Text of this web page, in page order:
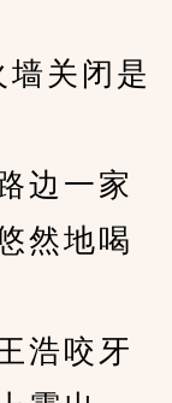
关闭是
边一家
然地喝
浩咬牙